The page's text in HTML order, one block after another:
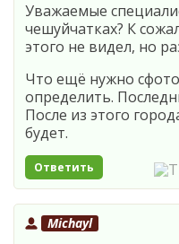
Уважаемые
чешуйчатках? К
этого не видел, но
Что ещё нужно
определить.
После из этого
будет.
Ответить
Michayl